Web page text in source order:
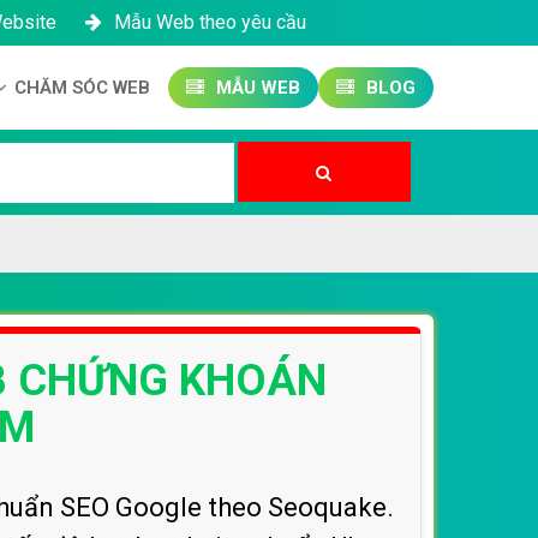
Mẫu Web theo yêu cầu
CHĂM SÓC WEB MẪU WEB BLOG
CHỨNG KHOÁN
SEO Google theo Seoquake.